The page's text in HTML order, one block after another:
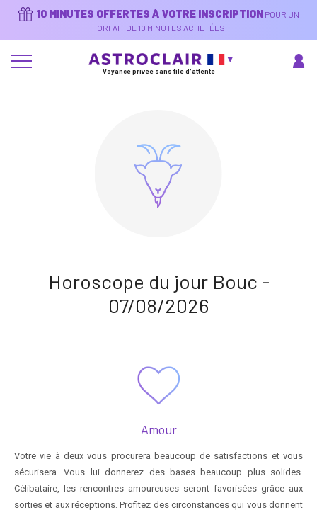
10 MINUTES OFFERTES À VOTRE INSCRIPTION POUR UN
FORFAIT DE 10 MINUTES ACHETÉES
Voyance privée sans file d'attente
Horoscope du jour Bouc -
07/08/2026
Amour
Votre vie à deux vous procurera beaucoup de satisfactions et vous
sécurisera. Vous lui donnerez des bases beaucoup plus solides.
Célibataire, les rencontres amoureuses seront favorisées grâce aux
sorties et aux réceptions. Profitez des circonstances qui vous donnent